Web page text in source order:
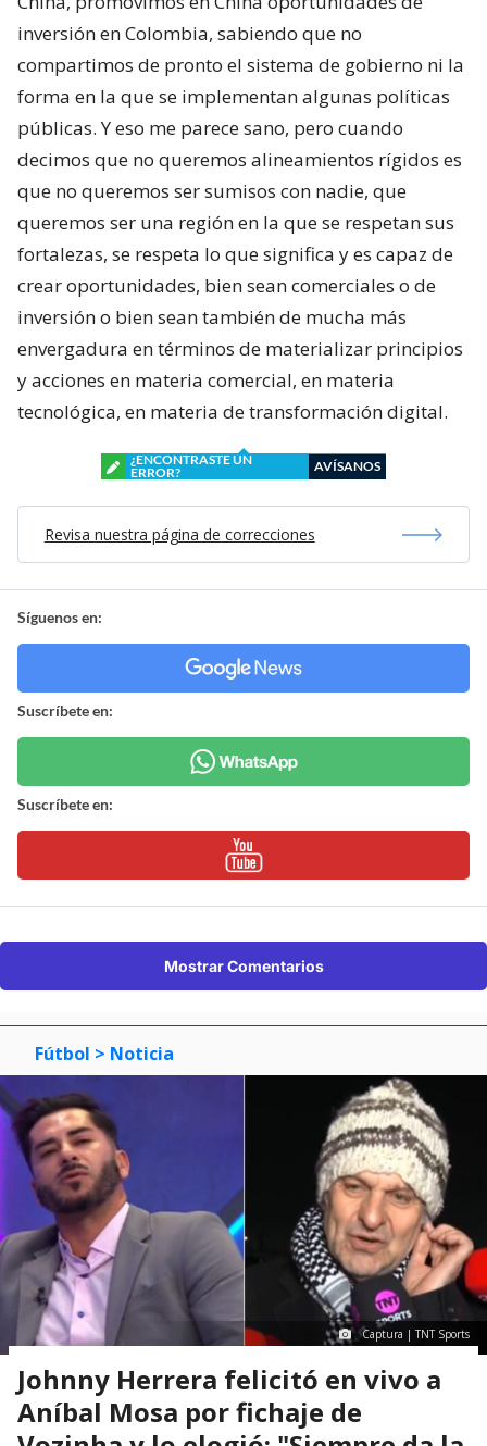
inversión en Colombia, sabiendo que no
compartimos de pronto el sistema de gobierno ni la
forma en la que se implementan algunas políticas
públicas. Y eso me parece sano, pero cuando
decimos que no queremos alineamientos rígidos es
que no queremos ser sumisos con nadie, que
queremos ser una región en la que se respetan sus
fortalezas, se respeta lo que significa y es capaz de
crear oportunidades, bien sean comerciales o de
inversión o bien sean también de mucha más
envergadura en términos de materializar principios
y acciones en materia comercial, en materia
tecnológica, en materia de transformación digital.
¿ENCONTRASTE UN
ERROR?
AVÍSANOS
Revisa nuestra página de correcciones
Síguenos en:
Suscríbete en:
Suscríbete en:
Mostrar Comentarios
Fútbol > Noticia
Captura | TNT Sports
Johnny Herrera felicitó en vivo a
Aníbal Mosa por fichaje de